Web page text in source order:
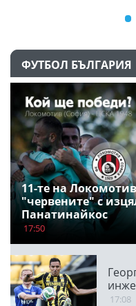
ФУТБОЛ БЪЛГАРИЯ
11-те на
"червените" с
Панатинайкос
17:50
17:08